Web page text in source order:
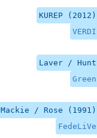
KUREP (2012)
VERDI
Laver / Hunt
Green
Mackie / Rose (1991)
FedeLiVe